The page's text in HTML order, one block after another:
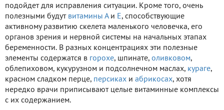
подойдет для исправления ситуации. Кроме того, очень
полезными будут витамины Аи Е, способствующие
активному развитию скелета маленького человечка, его
органов зрения и нервной системы на начальных этапах
беременности. В разных концентрациях эти полезные
элементы содержатся в горохе, шпинате, оливковом,
облепиховом, кукурузном и подсолнечном маслах, кураге,
красном сладком перце, персиках и абрикосах, хотя
нередко врачи приписывают целые витаминные комплексы
с их содержанием.